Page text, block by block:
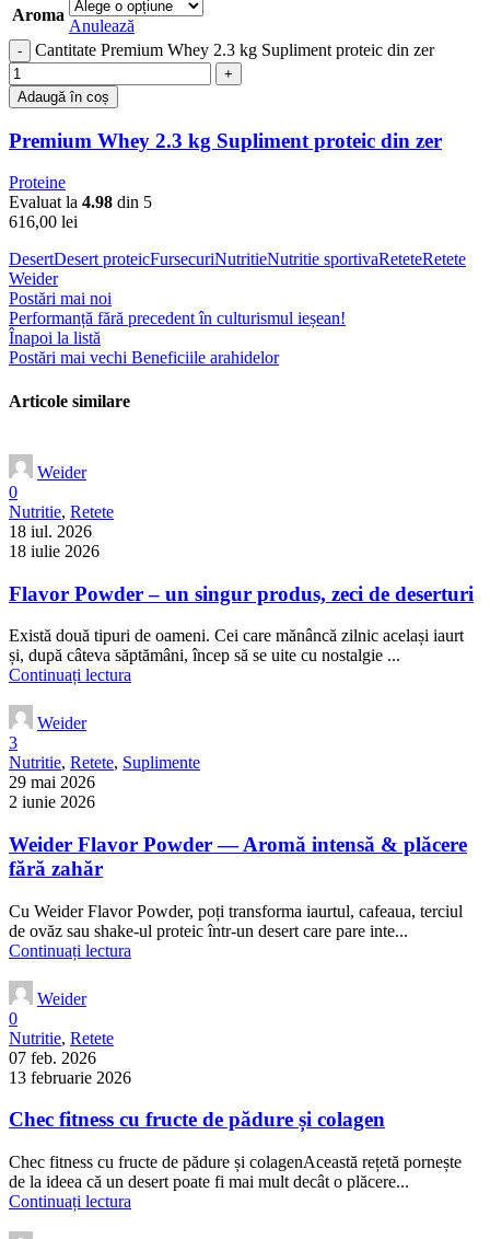
Aroma
Anulează
Cantitate Premium Whey 2.3 kg Supliment proteic din zer
Adaugă în coș
Premium Whey 2.3 kg Supliment proteic din zer
Proteine
Evaluat la 4.98 din 5
616,00 lei
DesertDesert proteicFursecuriNutritieNutritie sportivaReteteRetete
Weider
Postări mai noi
Performanță fără precedent în culturismul ieșean!
Înapoi la listă
Postări mai vechi Beneficiile arahidelor
Articole similare
Weider
0
Nutritie, Retete
18 iul. 2026
18 iulie 2026
Flavor Powder – un singur produs, zeci de deserturi
Există două tipuri de oameni. Cei care mănâncă zilnic același iaurt
și, după câteva săptămâni, încep să se uite cu nostalgie ...
Continuați lectura
Weider
3
Nutritie, Retete, Suplimente
29 mai 2026
2 iunie 2026
Weider Flavor Powder — Aromă intensă & plăcere
fără zahăr
Cu Weider Flavor Powder, poți transforma iaurtul, cafeaua, terciul
de ovăz sau shake-ul proteic într-un desert care pare inte...
Continuați lectura
Weider
0
Nutritie, Retete
07 feb. 2026
13 februarie 2026
Chec fitness cu fructe de pădure și colagen
Chec fitness cu fructe de pădure și colagenAceastă rețetă pornește
de la ideea că un desert poate fi mai mult decât o plăcere...
Continuați lectura